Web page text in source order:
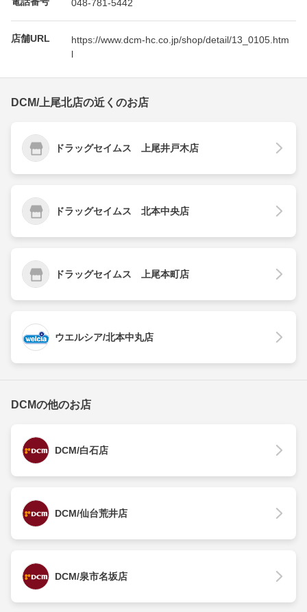
店舗URL
https://www.dcm-hc.co.jp/shop/detail/13_0105.htm
l
DCM/上尾北店の近くのお店
ドラッグセイムス 上尾井戸木店
ドラッグセイムス 北本中央店
ドラッグセイムス 上尾本町店
ウエルシア/北本中丸店
DCMの他のお店
DCM/白石店
DCM/仙台荒井店
DCM/泉市名坂店